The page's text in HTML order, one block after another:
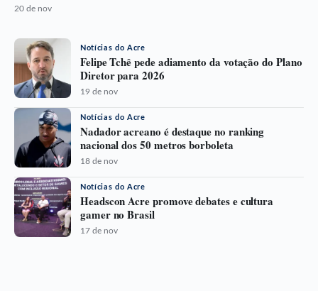
20 de nov
Notícias do Acre
Felipe Tchê pede adiamento da votação do Plano
Diretor para 2026
19 de nov
Notícias do Acre
Nadador acreano é destaque no ranking
nacional dos 50 metros borboleta
18 de nov
Notícias do Acre
Headscon Acre promove debates e cultura
gamer no Brasil
17 de nov